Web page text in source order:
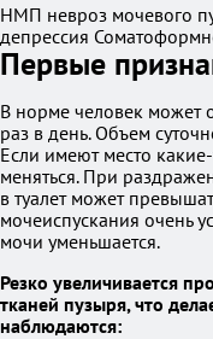
НМП невроз мочевого
депрессия
Первые
В норме человек может
раз в день. Объем
Если имеют место
меняться. При
в туалет может
мочеиспускания очень
мочи уменьшается.
Резко увеличивается
тканей пузыря, что
наблюдаются: